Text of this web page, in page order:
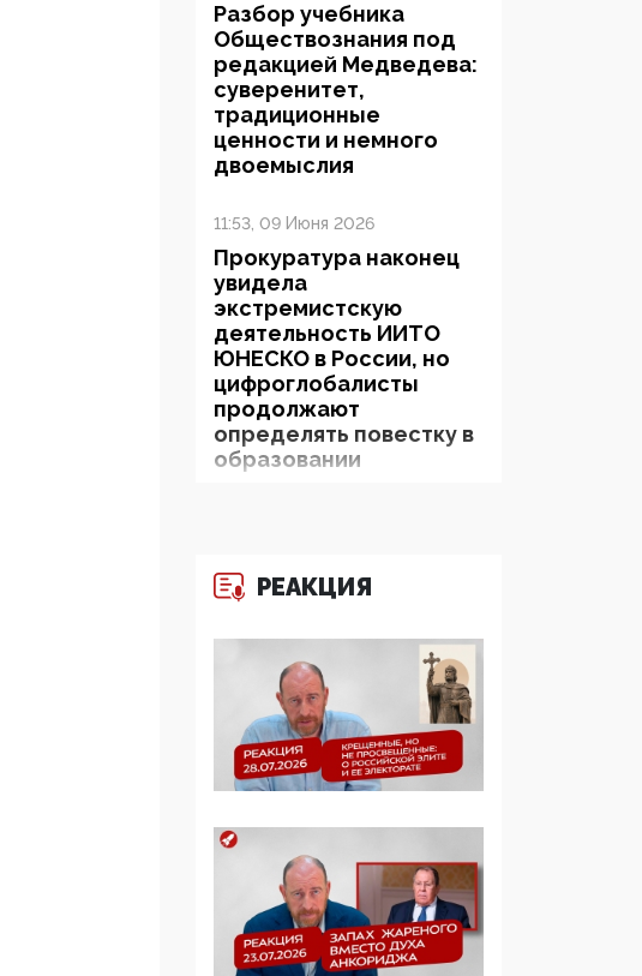
Разбор учебника
Обществознания под
редакцией Медведева:
суверенитет,
традиционные
ценности и немного
двоемыслия
11:53, 09 Июня 2026
Прокуратура наконец
увидела
экстремистскую
деятельность ИИТО
ЮНЕСКО в России, но
цифроглобалисты
продолжают
определять повестку в
образовании
граждан: Минцифры
намерено отобрать у
муниципалитетов право
защищать жилые дома
и социальные объекты
от ЭМИ
05:58, 26 Мая 2026
Роскомнадзор
освободили от борца с
деструктивным и
опасным контентом
07:39, 25 Мая 2026
РЕАКЦИЯ